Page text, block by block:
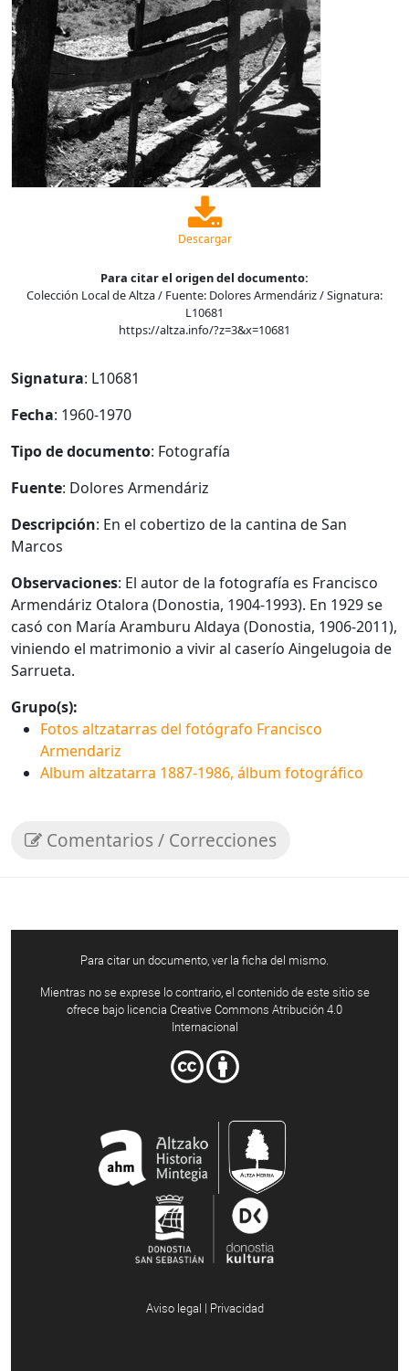
Descargar
Para citar el origen del documento:
Colección Local de Altza / Fuente: Dolores Armendáriz / Signatura:
L10681
https://altza.info/?z=3&x=10681
Signatura: L10681
Fecha: 1960-1970
Tipo de documento: Fotografía
Fuente: Dolores Armendáriz
Descripción: En el cobertizo de la cantina de San
Marcos
Observaciones: El autor de la fotografía es Francisco
Armendáriz Otalora (Donostia, 1904-1993). En 1929 se
casó con María Aramburu Aldaya (Donostia, 1906-2011),
viniendo el matrimonio a vivir al caserío Aingelugoia de
Sarrueta.
Grupo(s):
Fotos altzatarras del fotógrafo Francisco
Armendariz
Album altzatarra 1887-1986, álbum fotográfico
Comentarios / Correcciones
Para citar un documento, ver la ficha del mismo.
Mientras no se exprese lo contrario, el contenido de este sitio se
ofrece bajo licencia Creative Commons Atribución 4.0
Internacional
Aviso legal | Privacidad